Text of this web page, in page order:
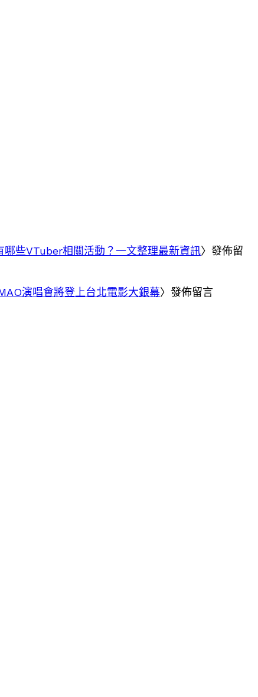
哪些VTuber相關活動？一文整理最新資訊〉發佈留
演唱會將登上台北電影大銀幕〉發佈留言